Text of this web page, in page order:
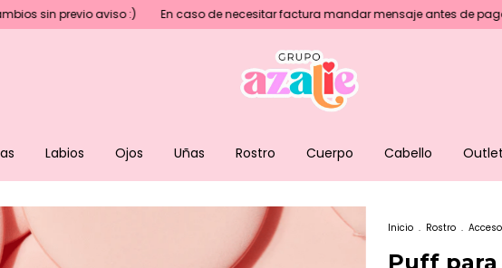
aviso :) En caso de necesitar factura mandar mensaje antes de pagar💖
Labios Ojos Uñas Rostro Cuerpo Cabello Outlet
Inicio . Rostro .
Puff